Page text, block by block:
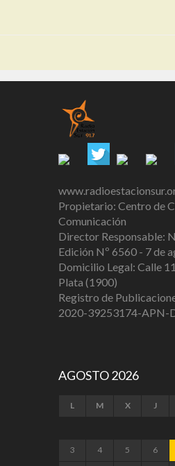
Propietario: Centro de
Comunicación
Director Responsable:
Edición Nº 6560 - 7 de
Domicilio Legal: Calle
Plata (1900)
Registro de
2020-39253174-APN-
AGOSTO 2026
L M X J
3 4 5 6